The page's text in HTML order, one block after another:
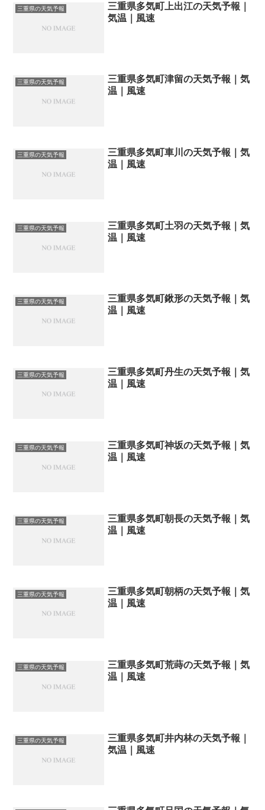
三重県の天気予報
三重県多気町上出江の天気予報｜
気温｜風速
三重県の天気予報
三重県多気町津留の天気予報｜気
温｜風速
三重県の天気予報
三重県多気町車川の天気予報｜気
温｜風速
三重県の天気予報
三重県多気町土羽の天気予報｜気
温｜風速
三重県の天気予報
三重県多気町鍬形の天気予報｜気
温｜風速
三重県の天気予報
三重県多気町丹生の天気予報｜気
温｜風速
三重県の天気予報
三重県多気町神坂の天気予報｜気
温｜風速
三重県の天気予報
三重県多気町朝長の天気予報｜気
温｜風速
三重県の天気予報
三重県多気町朝柄の天気予報｜気
温｜風速
三重県の天気予報
三重県多気町荒蒔の天気予報｜気
温｜風速
三重県の天気予報
三重県多気町井内林の天気予報｜
気温｜風速